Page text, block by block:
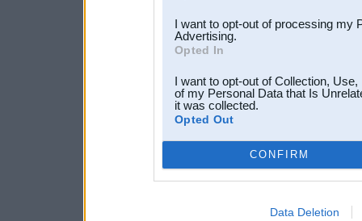
I want to opt-out of processing my
Advertising.
Opted In
I want to opt-out of Collection,
of my Personal Data that Is
it was collected.
Opted Out
CONFIRM
Data Deletion